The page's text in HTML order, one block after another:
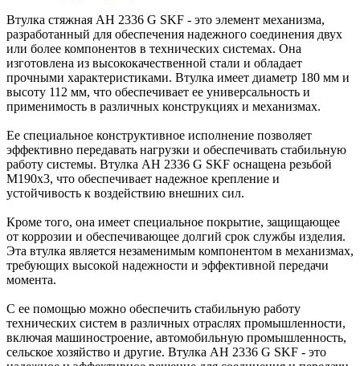
Втулка стяжная AH 2336 G SKF - это элемент механизма,
разработанный для обеспечения надежного соединения двух
или более компонентов в технических системах. Она
изготовлена из высококачественной стали и обладает
прочными характеристиками. Втулка имеет диаметр 180 мм и
высоту 112 мм, что обеспечивает ее универсальность и
применимость в различных конструкциях и механизмах.
Ее специальное конструктивное исполнение позволяет
эффективно передавать нагрузки и обеспечивать стабильную
работу системы. Втулка AH 2336 G SKF оснащена резьбой
M190x3, что обеспечивает надежное крепление и
устойчивость к воздействию внешних сил.
Кроме того, она имеет специальное покрытие, защищающее
от коррозии и обеспечивающее долгий срок службы изделия.
Эта втулка является незаменимым компонентом в механизмах,
требующих высокой надежности и эффективной передачи
момента.
С ее помощью можно обеспечить стабильную работу
технических систем в различных отраслях промышленности,
включая машиностроение, автомобильную промышленность,
сельское хозяйство и другие. Втулка AH 2336 G SKF - это